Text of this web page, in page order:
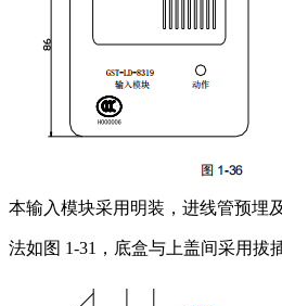
本输入模块采用明装，进线管预埋
法如图 1-31，底盒与上盖间采用拔